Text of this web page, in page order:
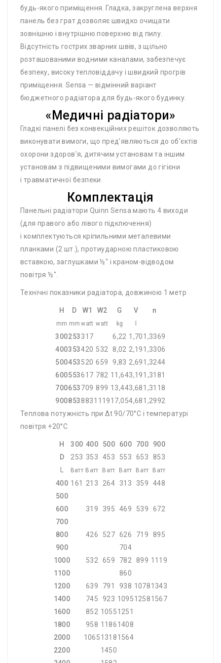
будь-якого приміщення. Гладка, закруглена верхня
панель без грат дозволяє швидко очищати
зовнішню і внутрішню поверхню від пилу.
Відсутність гострих зварних швів, з щільно
розташованими водними каналами, забезпечує
безпеку, високу тепловіддачу і швидкий прогрів
приміщення. Sensa — відмінний варіант
бюджетного радіатора для будь-якого будинку.
«Медичні радіатори»
Гладкі панелі без конвекційних решіток дозволяють
виконувати вимоги, що пред'являються до об'єктів
охорони здоров'я, дитячим установам та іншим
установам з підвищеними вимогами до гігієни
і травматичної безпеки.
Комплектація
Панельні радіатори Quinn Sensa мають 4 виходи
(для правого або лівого підключення)
і комплектуються кріпильними металевими
планками (2 шт.), протиударною пластиковою
вставкою, заглушками ½" і краном-відводом
повітря ½".
Технічні показники радіатора, довжиною 1 метр
H D W1 W2 G V n
mm mm watt watt kg
300253317 6,22 1,701,3369
400353420 532 8,02 2,191,3306
500453520 659 9,83 2,691,3244
600553617 782 11,643,191,3181
700653709 899 13,443,681,3118
900853883111917,054,681,2992
Теплова потужність при Δt 90/70°C і температурі
повітря +20°С
H 300 400 500 600 700
900
D
253 353 453 553 653
853
Ватт Ватт Ватт Ватт Ватт Ватт
400 161 213 264 313 359
448
500
600
319 395 469 539
672
700
800
426 527 626 719
895
900
704
1000
532 659 782 899 1119
1100
860
1200
639 791 938 10781343
1400
745 923 109512581567
1600
852 10551251
1800
958 11861408
2000
106513181564
2200
1450